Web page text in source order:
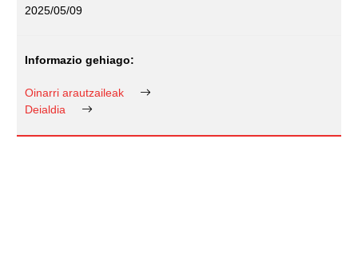
2025/05/09
Oinarri arautzaileak
Deialdia